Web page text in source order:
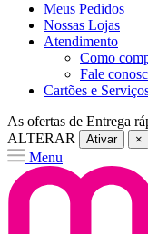
Meus Pedidos
Nossas Lojas
Atendimento
Como
Fale
Cartões e
As ofertas de Entrega
ALTERAR
Ativar ×
Menu